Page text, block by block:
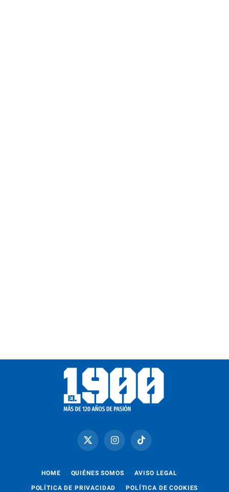
X
(Twitter)
InstagramTikTok
HOME QUIÉNES SOMOS AVISO LEGAL
POLÍTICA DE PRIVACIDAD POLÍTICA DE COOKIES